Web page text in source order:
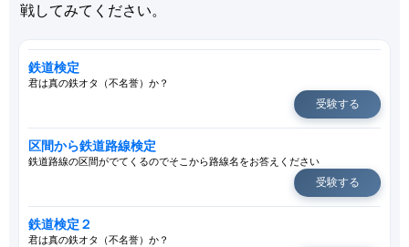
戦してみてください。
鉄道検定
君は真の鉄オタ（不名誉）か？
受験する
区間から鉄道路線検定
鉄道路線の区間がでてくるのでそこから路線名をお答えください
受験する
鉄道検定２
君は真の鉄オタ（不名誉）か？